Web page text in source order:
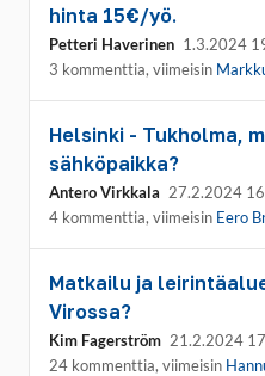
hinta 15€/yö.
Petteri Haverinen 1.3.2024
3 kommenttia, viimeisin
Helsinki - Tukholma,
sähköpaikka?
Antero Virkkala 27.2.2024
4 kommenttia, viimeisin Eero
Matkailu ja
Virossa?
Kim Fagerström 21.2.2024
24 kommenttia, viimeisin